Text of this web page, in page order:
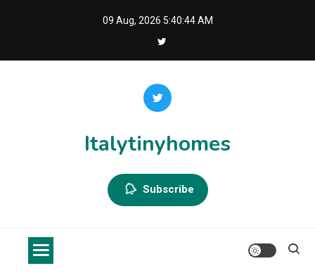
09 Aug, 2026 5:40:44 AM
Italytinyhomes
Subscribe